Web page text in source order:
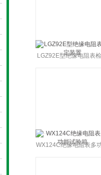
LGZ92E型绝缘电阻表
WX124C绝缘电阻表多